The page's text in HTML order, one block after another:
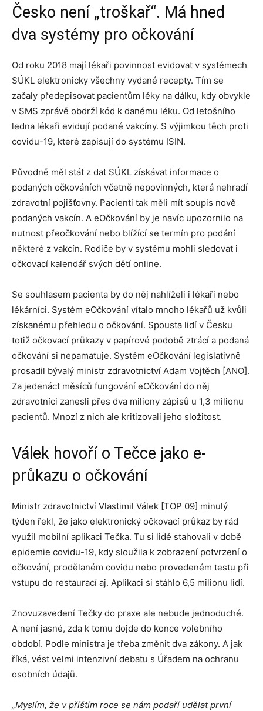
Česko není „troškař“. Má hned
dva systémy pro očkování
Od roku 2018 mají lékaři povinnost evidovat v systémech
SÚKL elektronicky všechny vydané recepty. Tím se
začaly předepisovat pacientům léky na dálku, kdy obvykle
v SMS zprávě obdrží kód k danému léku. Od letošního
ledna lékaři evidují podané vakcíny. S výjimkou těch proti
covidu-19, které zapisují do systému ISIN.
Původně měl stát z dat SÚKL získávat informace o
podaných očkováních včetně nepovinných, která nehradí
zdravotní pojišťovny. Pacienti tak měli mít soupis nově
podaných vakcín. A eOčkování by je navíc upozornilo na
nutnost přeočkování nebo blížící se termín pro podání
některé z vakcín. Rodiče by v systému mohli sledovat i
očkovací kalendář svých dětí online.
Se souhlasem pacienta by do něj nahlíželi i lékaři nebo
lékárníci. Systém eOčkování vítalo mnoho lékařů už kvůli
získanému přehledu o očkování. Spousta lidí v Česku
totiž očkovací průkazy v papírové podobě ztrácí a podaná
očkování si nepamatuje. Systém eOčkování legislativně
prosadil bývalý ministr zdravotnictví Adam Vojtěch [ANO].
Za jedenáct měsíců fungování eOčkování do něj
zdravotníci zanesli přes dva miliony zápisů u 1,3 milionu
pacientů. Mnozí z nich ale kritizovali jeho složitost.
Válek hovoří o Tečce jako e-
průkazu o očkování
Ministr zdravotnictví Vlastimil Válek [TOP 09] minulý
týden řekl, že jako elektronický očkovací průkaz by rád
využil mobilní aplikaci Tečka. Tu si lidé stahovali v době
epidemie covidu-19, kdy sloužila k zobrazení potvrzení o
očkování, prodělaném covidu nebo provedeném testu při
vstupu do restaurací aj. Aplikaci si stáhlo 6,5 milionu lidí.
Znovuzavedení Tečky do praxe ale nebude jednoduché.
A není jasné, zda k tomu dojde do konce volebního
období. Podle ministra je třeba změnit dva zákony. A jak
říká, vést velmi intenzivní debatu s Úřadem na ochranu
osobních údajů.
„Myslím, že v příštím roce se nám podaří udělat první